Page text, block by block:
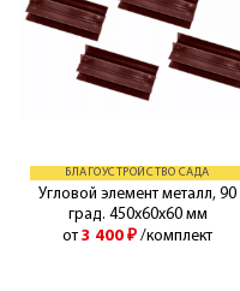
БЛАГОУСТРОЙСТВО САДА
Угловой элемент металл, 90
град. 450х60х60 мм
от 3 400 ₽ /комплект